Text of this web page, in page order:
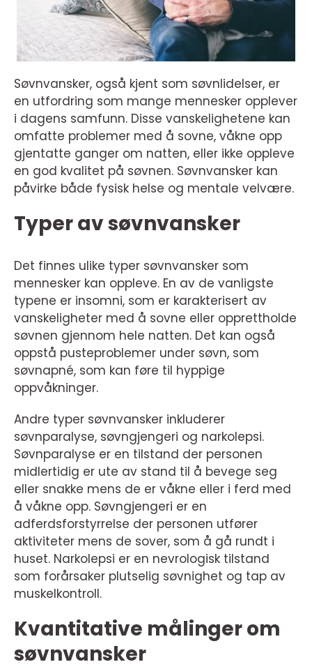
Søvnvansker, også kjent som søvnlidelser, er
en utfordring som mange mennesker opplever
i dagens samfunn. Disse vanskelighetene kan
omfatte problemer med å sovne, våkne opp
gjentatte ganger om natten, eller ikke oppleve
en god kvalitet på søvnen. Søvnvansker kan
påvirke både fysisk helse og mentale velvære.
Typer av søvnvansker
Det finnes ulike typer søvnvansker som
mennesker kan oppleve. En av de vanligste
typene er insomni, som er karakterisert av
vanskeligheter med å sovne eller opprettholde
søvnen gjennom hele natten. Det kan også
oppstå pusteproblemer under søvn, som
søvnapné, som kan føre til hyppige
oppvåkninger.
Andre typer søvnvansker inkluderer
søvnparalyse, søvngjengeri og narkolepsi.
Søvnparalyse er en tilstand der personen
midlertidig er ute av stand til å bevege seg
eller snakke mens de er våkne eller i ferd med
å våkne opp. Søvngjengeri er en
adferdsforstyrrelse der personen utfører
aktiviteter mens de sover, som å gå rundt i
huset. Narkolepsi er en nevrologisk tilstand
som forårsaker plutselig søvnighet og tap av
muskelkontroll.
Kvantitative målinger om
søvnvansker